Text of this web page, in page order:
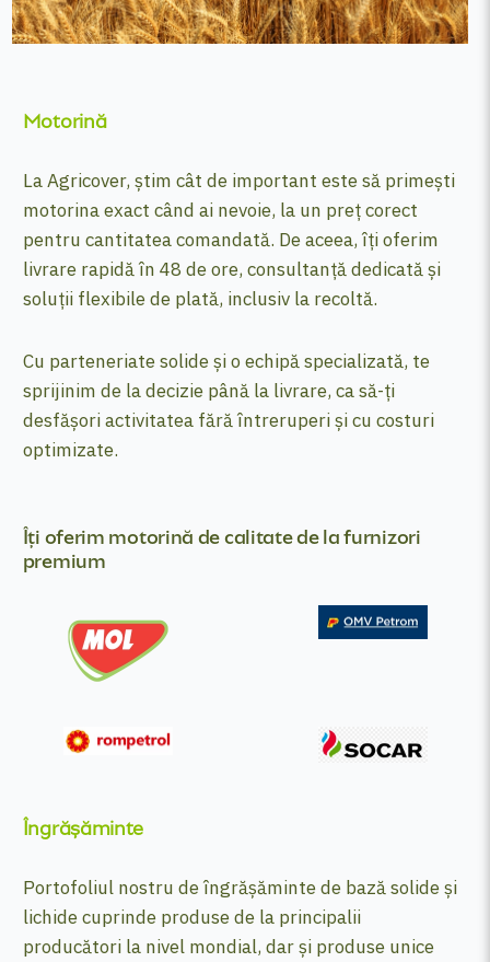
Motorină
La Agricover, știm cât de important este să primești
motorina exact când ai nevoie, la un preț corect
pentru cantitatea comandată. De aceea, îți oferim
livrare rapidă în 48 de ore, consultanță dedicată și
soluții flexibile de plată, inclusiv la recoltă.
Cu parteneriate solide și o echipă specializată, te
sprijinim de la decizie până la livrare, ca să-ți
desfășori activitatea fără întreruperi și cu costuri
optimizate.
Îți oferim motorină de calitate de la furnizori
premium
Îngrășăminte
Portofoliul nostru de îngrășăminte de bază solide și
lichide cuprinde produse de la principalii
producători la nivel mondial, dar și produse unice